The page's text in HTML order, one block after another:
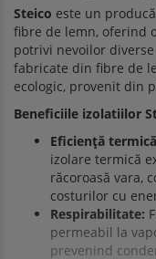
Steico este un
fibre de lemn, oferind
potrivi nevoilor
fabricate din fibre de
ecologic, provenit din
Beneficiile izolatiilor
Eficiență
izolare termică
răcoroasă vara,
costurilor cu
Respirabilitate:
permeabil la
prevenind